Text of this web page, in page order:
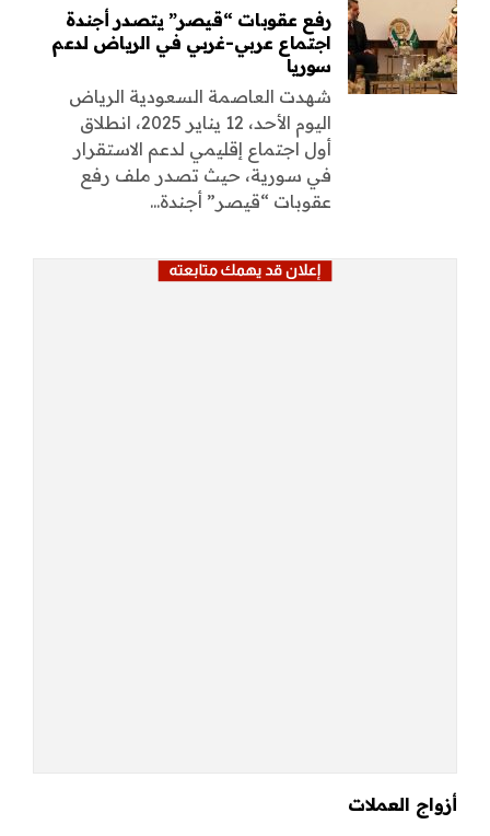
رفع عقوبات “قيصر” يتصدر أجندة
اجتماع عربي-غربي في الرياض لدعم
سوريا
شهدت العاصمة السعودية الرياض
اليوم الأحد، 12 يناير 2025، انطلاق
أول اجتماع إقليمي لدعم الاستقرار
في سورية، حيث تصدر ملف رفع
عقوبات “قيصر” أجندة...
أزواج العملات